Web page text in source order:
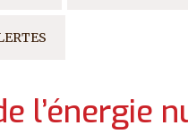
l’énergie